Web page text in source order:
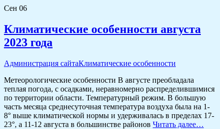
Сен 06
Климатические особенности августа
2023 года
Администрация сайтаКлиматические особенности
Метеорологические особенности В августе преобладала
теплая погода, с осадками, неравномерно распределившимися
по территории области. Температурный режим. В большую
часть месяца среднесуточная температура воздуха была на 1-
8° выше климатической нормы и удерживалась в пределах 17-
23°, а 11-12 августа в большинстве районов Читать далее…